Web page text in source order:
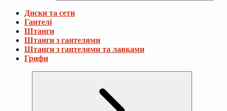
Диски та сети
Гантелі
Штанги
Штанги з гантелями
Штанги з гантелями та лавками
Грифи